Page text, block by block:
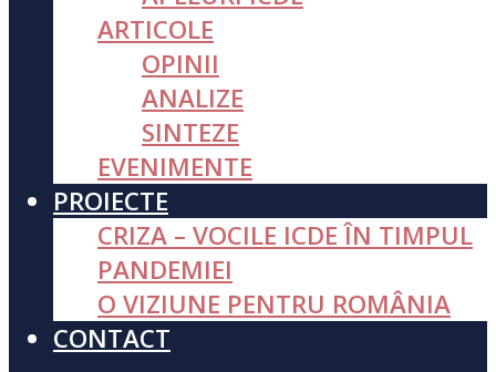
ARTICOLE
OPINII
ANALIZE
SINTEZE
EVENIMENTE
PROIECTE
CRIZA – VOCILE ICDE ÎN TIMPUL
PANDEMIEI
O VIZIUNE PENTRU ROMÂNIA
CONTACT